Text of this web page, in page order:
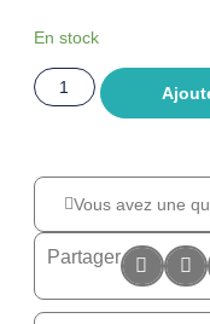
En stock
Vous avez une
Partager